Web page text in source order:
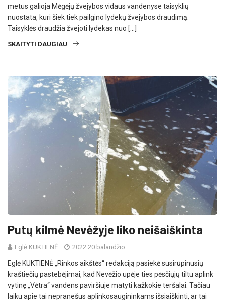
metus galioja Mėgėjų žvejybos vidaus vandenyse taisyklių
nuostata, kuri šiek tiek pailgino lydekų žvejybos draudimą.
Taisyklės draudžia žvejoti lydekas nuo […]
SKAITYTI DAUGIAU
Putų kilmė Nevėžyje liko neišaiškinta
Eglė KUKTIENĖ 2022 20 balandžio
Eglė KUKTIENĖ „Rinkos aikštės“ redakciją pasiekė susirūpinusių
kraštiečių pastebėjimai, kad Nevėžio upėje ties pėsčiųjų tiltu aplink
vytinę „Vėtra“ vandens paviršiuje matyti kažkokie teršalai. Tačiau
laiku apie tai nepranešus aplinkosaugininkams išsiaiškinti, ar tai